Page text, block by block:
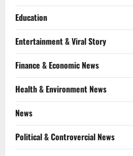
Education
Entertainment & Viral Story
Finance & Economic News
Health & Environment News
News
Political & Controvercial News